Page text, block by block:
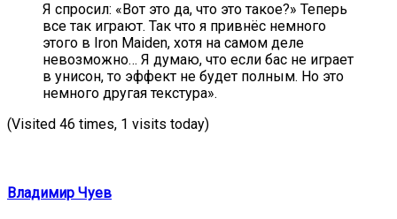
Я спросил: «Вот это да, что это такое?» Теперь
все так играют. Так что я привнёс немного
этого в Iron Maiden, хотя на самом деле
невозможно… Я думаю, что если бас не играет
в унисон, то эффект не будет полным. Но это
немного другая текстура».
(Visited 46 times, 1 visits today)
Владимир Чуев